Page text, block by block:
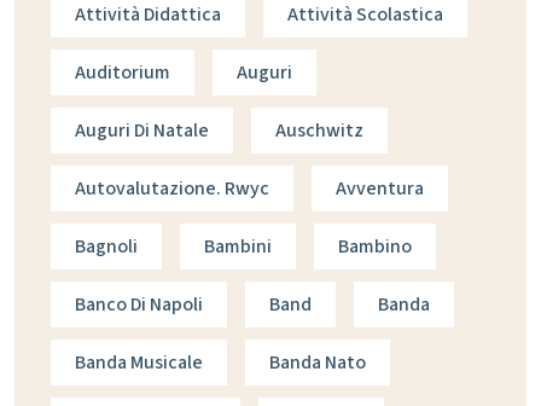
Attività Didattica Attività Scolastica
Auditorium Auguri
Auguri Di Natale Auschwitz
Autovalutazione. Rwyc Avventura
Bagnoli Bambini Bambino
Banco Di Napoli Band Banda
Banda Musicale Banda Nato